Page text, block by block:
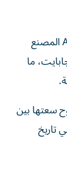
أضافت التسريبات أن الجهاز سيعمل بمعالج A20 المصنع
مع ذاكرة عشوائية بسعة 12 جيجابايت، ما
سعتها بين
تاريخ